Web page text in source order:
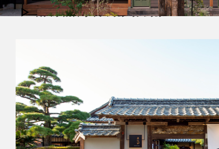
香川県観音寺市大野原町大野原5016